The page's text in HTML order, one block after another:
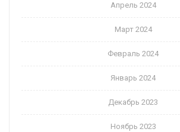
Апрель 2024
Март 2024
Февраль 2024
Январь 2024
Декабрь 2023
Ноябрь 2023